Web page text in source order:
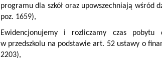
programu dla szkół oraz upowszechniają wśród
poz. 1659),
Ewidencjonujemy i rozliczamy czas
w przedszkolu na podstawie art. 52 ustawy o
2203),